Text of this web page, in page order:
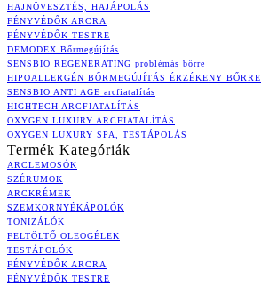
HAJNÖVESZTÉS, HAJÁPOLÁS
FÉNYVÉDŐK ARCRA
FÉNYVÉDŐK TESTRE
DEMODEX Bőrmegújítás
SENSBIO REGENERATING problémás bőrre
HIPOALLERGÉN BŐRMEGÚJÍTÁS ÉRZÉKENY BŐRRE
SENSBIO ANTI AGE arcfiatalítás
HIGHTECH ARCFIATALÍTÁS
OXYGEN LUXURY ARCFIATALÍTÁS
OXYGEN LUXURY SPA, TESTÁPOLÁS
Termék Kategóriák
ARCLEMOSÓK
SZÉRUMOK
ARCKRÉMEK
SZEMKÖRNYÉKÁPOLÓK
TONIZÁLÓK
FELTÖLTŐ OLEOGÉLEK
TESTÁPOLÓK
FÉNYVÉDŐK ARCRA
FÉNYVÉDŐK TESTRE